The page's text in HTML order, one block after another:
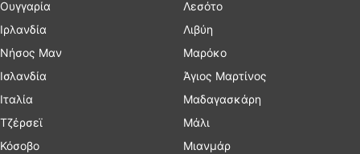
Ουγγαρία
Ιρλανδία
Νήσος Μαν
Ισλανδία
Ιταλία
Τζέρσεϊ
Κόσοβο
Λεσότο
Λιβύη
Μαρόκο
Άγιος Μαρτίνος
Μαδαγασκάρη
Μάλι
Μιανμάρ